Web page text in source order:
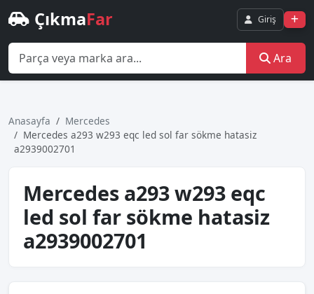
ÇıkmaFar Giriş
Ara
Anasayfa
Mercedes
Mercedes a293 w293 eqc led sol far sökme hatasiz
a2939002701
Mercedes a293 w293 eqc
led sol far sökme hatasiz
a2939002701